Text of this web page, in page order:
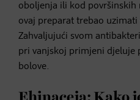
oboljenja ili kod površinskih
ovaj preparat trebao uzimati
Zahvaljujući svom
pri vanjskoj primjeni djeluje
bolove.